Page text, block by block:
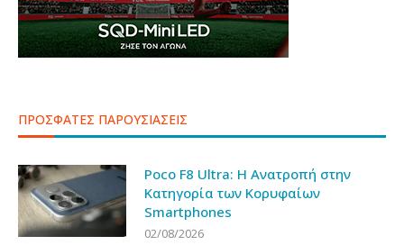
ΠΡΟΣΦΑΤΕΣ ΠΑΡΟΥΣΙΑΣΕΙΣ
Poco F8 Ultra: Η Ανατροπή στην
Κατηγορία των Κορυφαίων
Smartphones
02/08/2026